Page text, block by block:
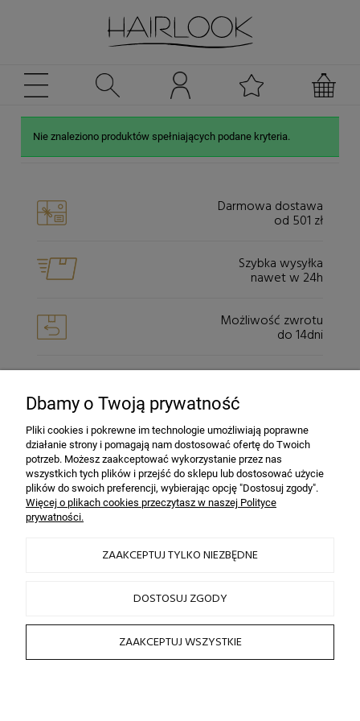
Nie znaleziono produktów spełniających podane kryteria.
Darmowa dostawa
od 501 zł
Szybka wysyłka
nawet w 24h
Możliwość zwrotu
do 14dni
dzięki szyfrowaniu SSL
INFORMACJE
OBSŁUGA KLIENTA
2026 © by sklep fryzjerski HAIRLOOK
Sklep internetowy Shoper.pl
Dbamy o Twoją prywatność
Pliki cookies i pokrewne im technologie umożliwiają poprawne
działanie strony i pomagają nam dostosować ofertę do Twoich
potrzeb. Możesz zaakceptować wykorzystanie przez nas
wszystkich tych plików i przejść do sklepu lub dostosować użycie
plików do swoich preferencji, wybierając opcję "Dostosuj zgody".
Więcej o plikach cookies przeczytasz w naszej Polityce
prywatności.
ZAAKCEPTUJ TYLKO NIEZBĘDNE
DOSTOSUJ ZGODY
ZAAKCEPTUJ WSZYSTKIE